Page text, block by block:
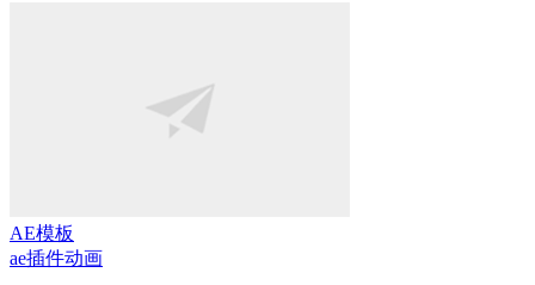
AE模板
ae插件动画